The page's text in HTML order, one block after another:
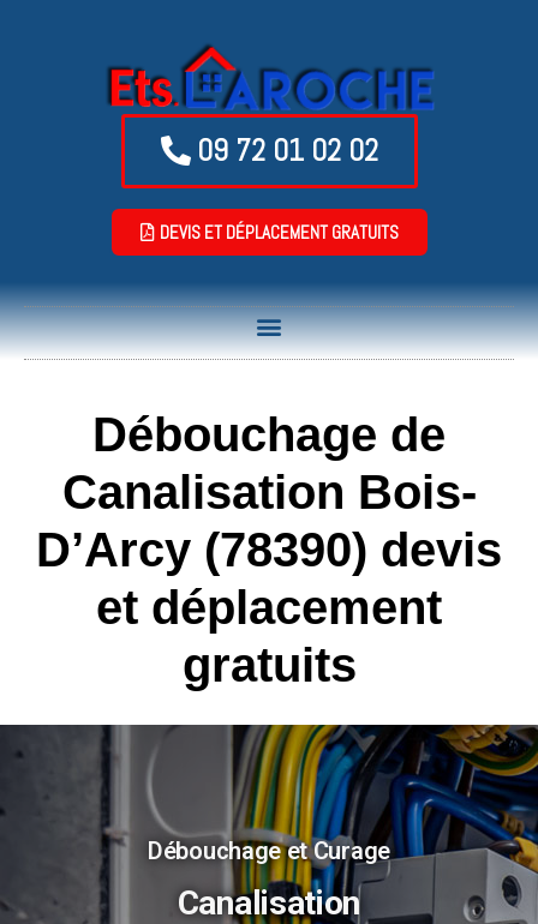
09 72 01 02 02
DEVIS ET DÉPLACEMENT GRATUITS
Débouchage de
Canalisation Bois-
D’Arcy (78390) devis
et déplacement
gratuits
Débouchage et Curage
Canalisation